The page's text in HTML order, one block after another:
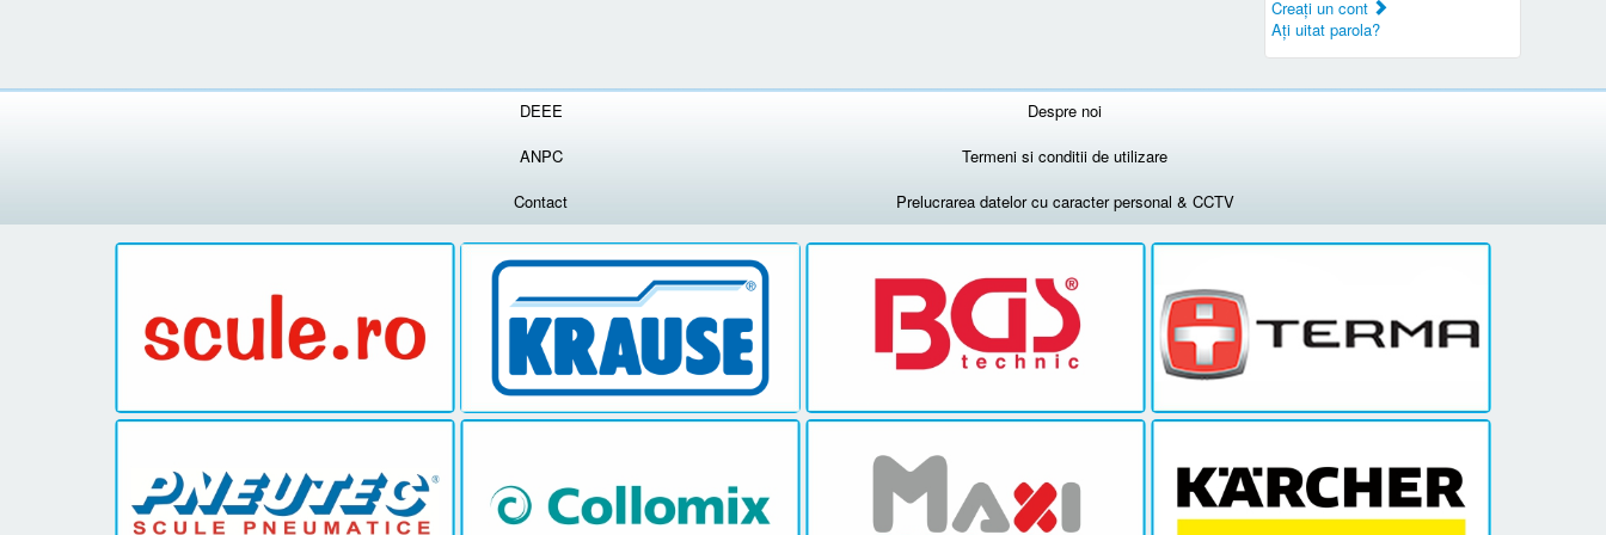
Creaţi un cont
Aţi uitat parola?
DEEE
Despre noi
ANPC
Termeni si conditii de utilizare
Contact
Prelucrarea datelor cu caracter personal & CCTV